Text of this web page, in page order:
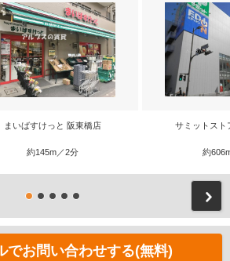
まいばすけっと 阪東橋店
約145m／2分
サミットスト
約
でお問い合わせする(無料)